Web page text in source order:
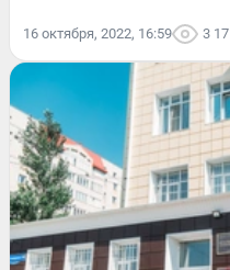
16 октября, 2022, 16:59 3